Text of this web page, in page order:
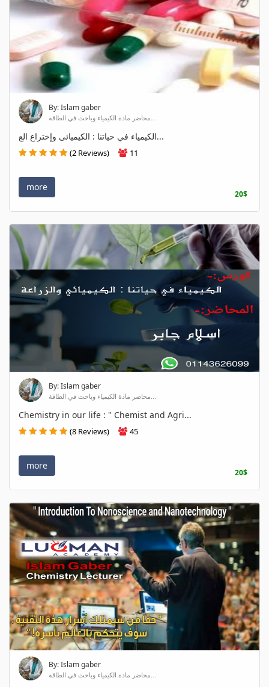
By: Islam gaber
محاضر مادة الكيمياء وباحث في الطاقة...
الكيمياء في حياتنا : الكيميائى وإختراع الع...
(2 Reviews) 11
more
20$
By: Islam gaber
محاضر مادة الكيمياء وباحث في الطاقة...
Chemistry in our life : " Chemist and Agri...
(8 Reviews) 45
more
20$
By: Islam gaber
محاضر مادة الكيمياء وباحث في الطاقة...